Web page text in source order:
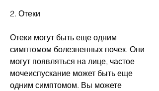
2. Отеки
Отеки могут быть еще одним
симптомом болезненных почек. Они
могут появляться на лице, частое
мочеиспускание может быть еще
одним симптомом. Вы можете